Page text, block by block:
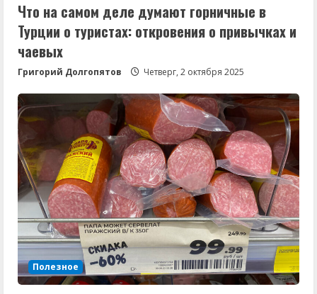
Что на самом деле думают горничные в
Турции о туристах: откровения о привычках и
чаевых
Григорий Долгопятов Четверг, 2 октября 2025
Полезное